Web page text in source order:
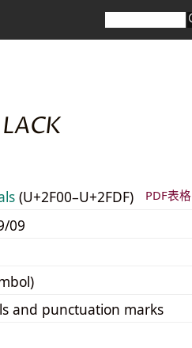
(U+2F00–U+2FDF) PDF表格
09
and punctuation marks